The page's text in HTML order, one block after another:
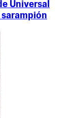
Universal